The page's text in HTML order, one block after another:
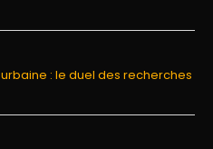
: le duel des recherches